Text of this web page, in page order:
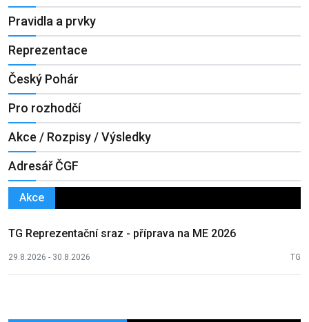
Pravidla a prvky
Reprezentace
Český Pohár
Pro rozhodčí
Akce / Rozpisy / Výsledky
Adresář ČGF
Akce
TG Reprezentační sraz - příprava na ME 2026
29.8.2026 - 30.8.2026 TG